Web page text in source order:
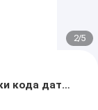
2/5
кода даты